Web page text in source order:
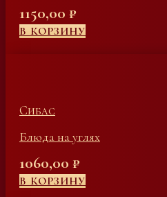
1150,00 ₽
В КОРЗИНУ
Сибас
Блюда на углях
1060,00 ₽
В КОРЗИНУ